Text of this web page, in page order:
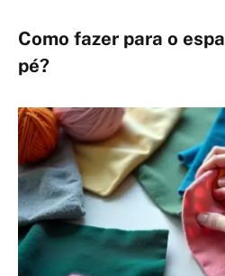
Como fazer para o
pé?